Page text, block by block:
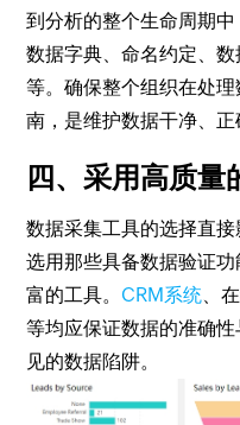
到分析的整个生命周期
数据字典、命名约定、
等。确保整个组织在处
南，是维护数据干净、正
四、采用高质量
数据采集工具的选择直
选用那些具备数据验证
富的工具。 CRM系统、
等均应保证数据的准确
见的数据陷阱。